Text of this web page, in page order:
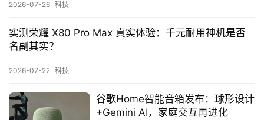
2026-07-26 科技
实测荣耀 X80 Pro Max 真实体验：千元耐用神机是否
名副其实？
2026-07-22 科技
谷歌Home智能音箱发布：球形设计
+Gemini AI，家庭交互再进化